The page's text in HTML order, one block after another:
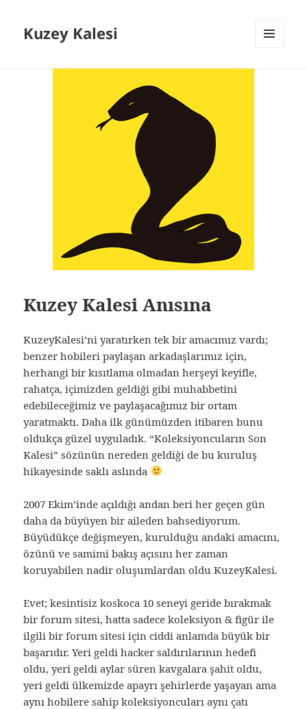
Kuzey Kalesi
Kuzey Kalesi Anısına
KuzeyKalesi’ni yaratırken tek bir amacımız vardı;
benzer hobileri paylaşan arkadaşlarımız için,
herhangi bir kısıtlama olmadan herşeyi keyifle,
rahatça, içimizden geldiği gibi muhabbetini
edebileceğimiz ve paylaşacağımız bir ortam
yaratmaktı. Daha ilk günümüzden itibaren bunu
oldukça güzel uyguladık. “Koleksiyoncuların Son
Kalesi” sözünün nereden geldiği de bu kuruluş
hikayesinde saklı aslında
2007 Ekim’inde açıldığı andan beri her geçen gün
daha da büyüyen bir aileden bahsediyorum.
Büyüdükçe değişmeyen, kurulduğu andaki amacını,
özünü ve samimi bakış açısını her zaman
koruyabilen nadir oluşumlardan oldu KuzeyKalesi.
Evet; kesintisiz koskoca 10 seneyi geride bırakmak
bir forum sitesi, hatta sadece koleksiyon & figür ile
ilgili bir forum sitesi için ciddi anlamda büyük bir
başarıdır. Yeri geldi hacker saldırılarının hedefi
oldu, yeri geldi aylar süren kavgalara şahit oldu,
yeri geldi ülkemizde apayrı şehirlerde yaşayan ama
aynı hobilere sahip koleksiyoncuları aynı çatı